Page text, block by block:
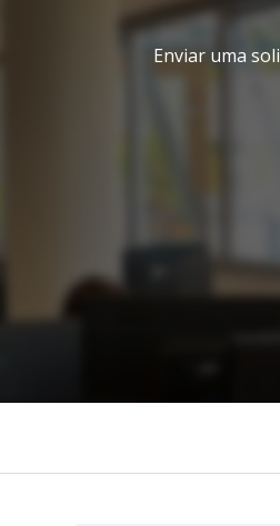
Enviar uma